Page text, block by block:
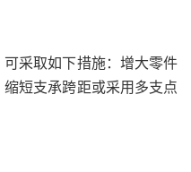
采取如下措施：增大零件
短支承跨距或采用多支点